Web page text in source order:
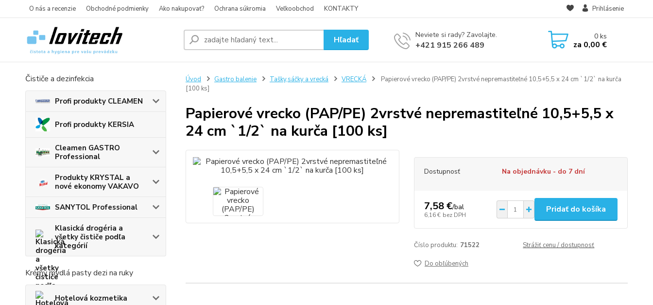
O nás a recenzie Obchodné podmienky Ako nakupovať? Ochrana súkromia Veľkoobchod KONTAKTY Prihlásenie
Hľadať Neviete si rady? Zavolajte.
+421 915 266 489
0ks
za 0,00 €
Čističe a dezinfekcia
Profi produkty CLEAMEN
Profi produkty KERSIA
Cleamen GASTRO
Professional
Produkty KRYSTAL a
nové ekonomy VAKAVO
SANYTOL Professional
Klasická drogéria a
všetky čističe podľa
kategórií
Krémy mydlá pasty dezi na ruky
Hotelová kozmetika
Úvod Gastro balenie Tašky,sáčky a vrecká VRECKÁ
Papierové vrecko (PAP/PE) 2vrstvé nepremastiteľné 10,5+5,5 x 24 cm `1/2` na kurča
[100 ks]
Papierové vrecko (PAP/PE) 2vrstvé nepremastiteľné 10,5+5,5 x
24 cm `1/2` na kurča [100 ks]
Dostupnosť Na objednávku - do 7 dní
7,58 €/bal
6,16 € bez DPH
Pridať do košíka
Číslo produktu: 71522 Strážiť cenu / dostupnosť
Do obľúbených